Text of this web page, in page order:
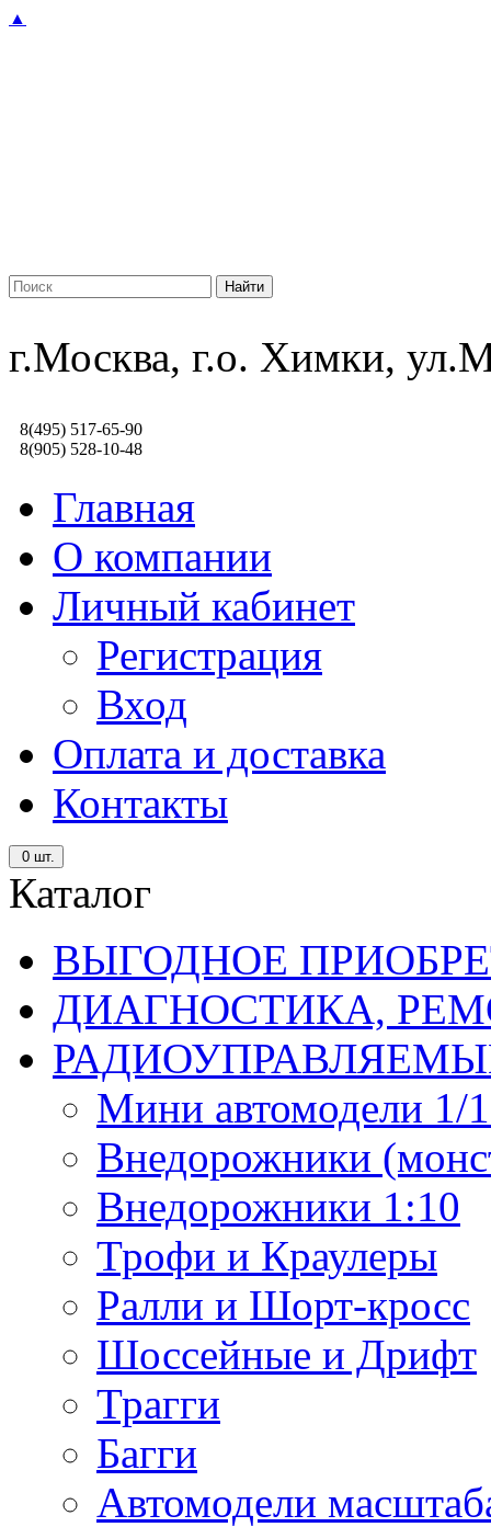
▲
г.Москва, г.о. Химки,
8(495) 517-65-90
8(905) 528-10-48
Главная
О компании
Личный кабинет
Регистрация
Вход
Оплата и доставка
Контакты
0 шт.
Каталог
ВЫГОДНОЕ
ДИАГНОСТИКА,
Мини автомодели 1/
Внедорожники
Внедорожники 1:10
Трофи и Краулеры
Ралли и Шорт-кросс
Шоссейные и Дрифт
Трагги
Багги
Автомодели